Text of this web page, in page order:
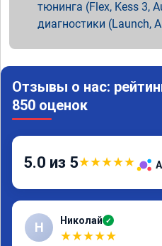
тюнинга (Flex, Kess 3,
диагностики (Launch,
Отзывы о нас:
850 оценок
5.0 из 5★★★★★
Н Николай ✓
★★★★★